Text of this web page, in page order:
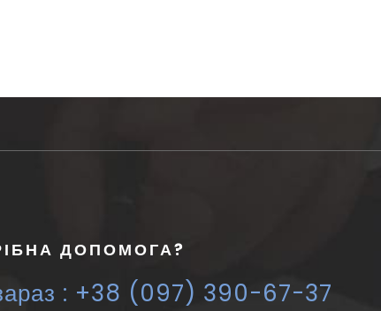
ДОПОМОГА?
зараз : +38 (097) 390-67-37